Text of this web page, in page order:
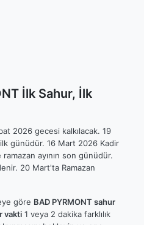
İlk Sahur, İlk
2026 gecesi kalkılacak. 19
günüdür. 16 Mart 2026 Kadir
ayının son günüdür.
20 Mart'ta Ramazan
göre BAD PYRMONT sahur
vakti 1 veya 2 dakika farklılık